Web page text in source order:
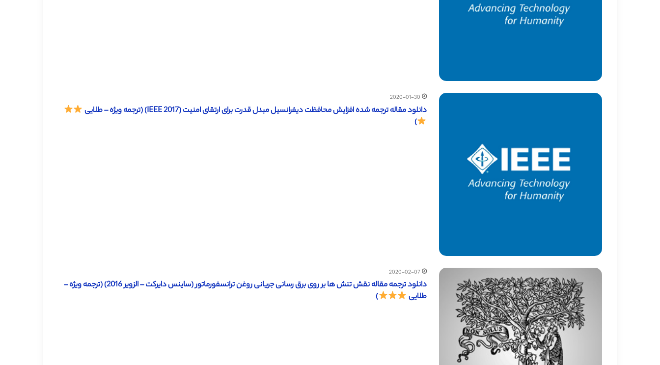
2020-01-30
دانلود مقاله ترجمه شده افزایش محافظت دیفرانسیل مبدل قدرت برای ارتقای امنیت (IEEE 2017) (ترجمه ویژه – طلایی
)
2020-02-07
دانلود ترجمه مقاله نقش تنش ‌ها بر روی برق رسانی جریانی روغن ترانسفورماتور (ساینس دایرکت – الزویر 2016) (ترجمه ویژه –
طلایی
)